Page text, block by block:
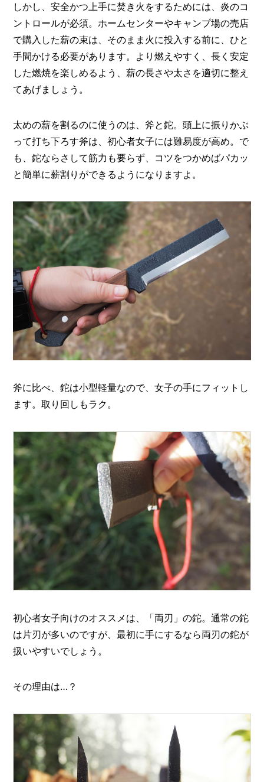
しかし、安全かつ上手に焚き火をするためには、炎のコ
ントロールが必須。ホームセンターやキャンプ場の売店
で購入した薪の束は、そのまま火に投入する前に、ひと
手間かける必要があります。より燃えやすく、長く安定
した燃焼を楽しめるよう、薪の長さや太さを適切に整え
てあげましょう。
太めの薪を割るのに使うのは、斧と鉈。頭上に振りかぶ
って打ち下ろす斧は、初心者女子には難易度が高め。で
も、鉈ならさして筋力も要らず、コツをつかめばパカッ
と簡単に薪割りができるようになりますよ。
斧に比べ、鉈は小型軽量なので、女子の手にフィットし
ます。取り回しもラク。
初心者女子向けのオススメは、「両刃」の鉈。通常の鉈
は片刃が多いのですが、最初に手にするなら両刃の鉈が
扱いやすいでしょう。
その理由は…？